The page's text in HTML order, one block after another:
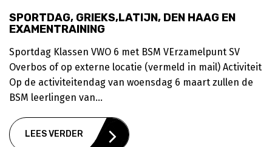
SPORTDAG, GRIEKS,LATIJN, DEN HAAG EN
EXAMENTRAINING
Sportdag Klassen VWO 6 met BSM VErzamelpunt SV
Overbos of op externe locatie (vermeld in mail) Activiteit
Op de activiteitendag van woensdag 6 maart zullen de
BSM leerlingen van...
LEES VERDER